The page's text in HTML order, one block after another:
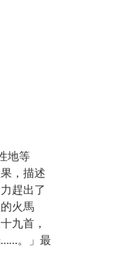
地等
，描述
趕出了
火馬
九首，
……。」最